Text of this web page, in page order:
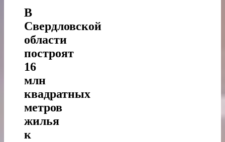
В
Свердловской
области
построят
16
млн
квадратных
метров
жилья
к